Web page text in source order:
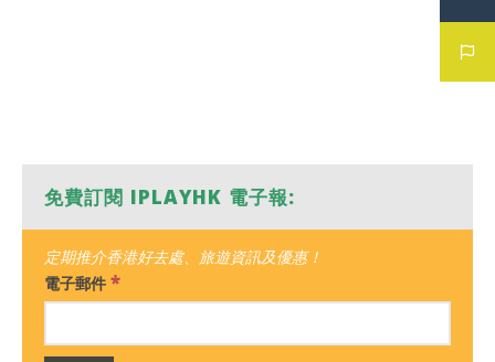
免費訂閱 IPLAYHK 電子報:
定期推介香港好去處、旅遊資訊及優惠！
電子郵件 *